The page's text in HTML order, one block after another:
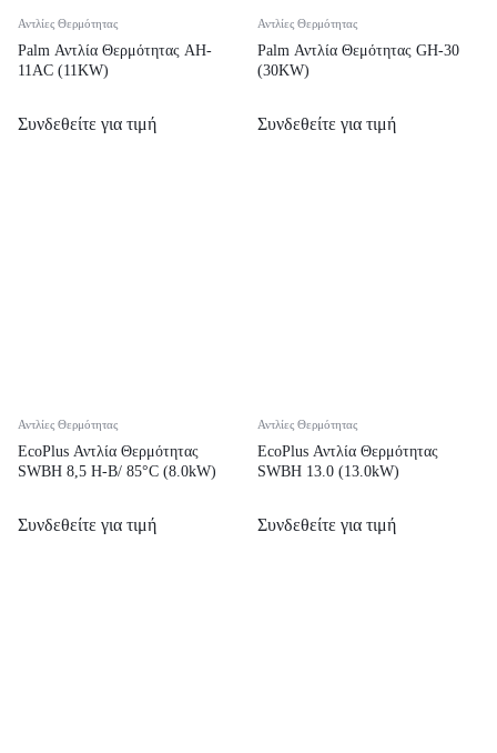
Αντλίες Θερμότητας
Palm Αντλία Θερμότητας AH-
11AC (11KW)
Συνδεθείτε για τιμή
Αντλίες Θερμότητας
Palm Αντλία Θεμότητας GH-30
(30KW)
Συνδεθείτε για τιμή
Αντλίες Θερμότητας
EcoPlus Αντλία Θερμότητας
SWBH 8,5 H-B/ 85°C (8.0kW)
Συνδεθείτε για τιμή
Αντλίες Θερμότητας
EcoPlus Αντλία Θερμότητας
SWBH 13.0 (13.0kW)
Συνδεθείτε για τιμή